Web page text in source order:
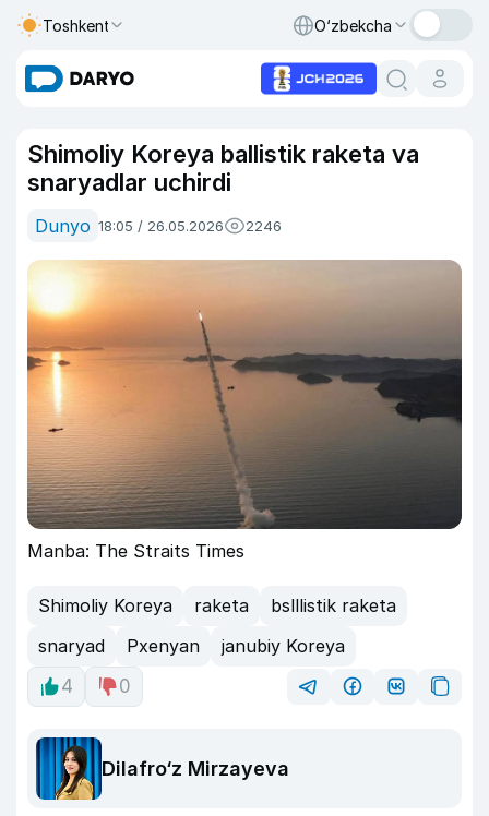
Toshkent O‘zbekcha
Shimoliy Koreya ballistik raketa va
snaryadlar uchirdi
Dunyo 18:05 / 26.05.2026 2246
Manba: The Straits Times
Shimoliy Koreya raketa
bslllistik raketa
snaryad
Pxenyan
janubiy Koreya
4
0
Dilafro‘z Mirzayeva